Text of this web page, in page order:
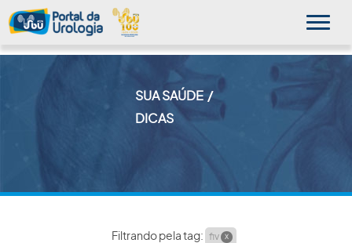
SUA SAÚDE
DICAS
Filtrando pela tag: fiv X